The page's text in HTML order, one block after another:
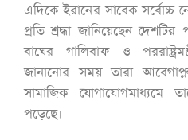
এদিকে ইরানের সাবেক সর্বোচ্চ
প্রতি শ্রদ্ধা জানিয়েছেন দেশটির
বাঘের গালিবাফ ও
জানানোর সময় তারা
সামাজিক যোগাযোগমাধ্যমে
পড়েছে।